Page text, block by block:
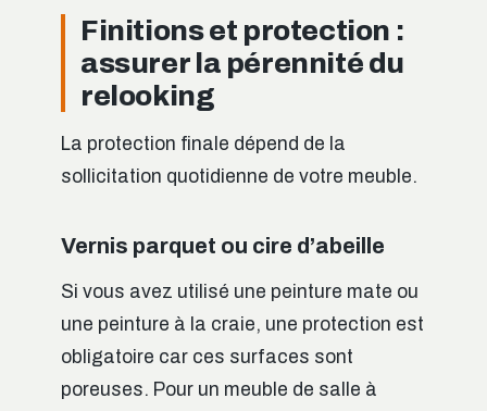
Finitions et protection :
assurer la pérennité du
relooking
La protection finale dépend de la
sollicitation quotidienne de votre meuble.
Vernis parquet ou cire d’abeille
Si vous avez utilisé une peinture mate ou
une peinture à la craie, une protection est
obligatoire car ces surfaces sont
poreuses. Pour un meuble de salle à